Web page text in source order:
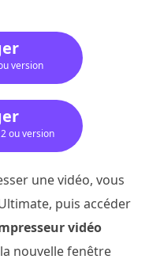
version
ou version
une vidéo, vous
puis accéder
vidéo
nouvelle fenêtre